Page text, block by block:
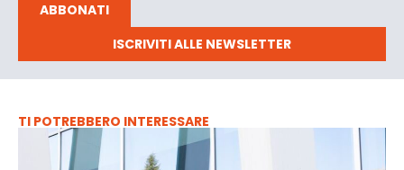
ABBONATI
ISCRIVITI ALLE NEWSLETTER
TI POTREBBERO INTERESSARE